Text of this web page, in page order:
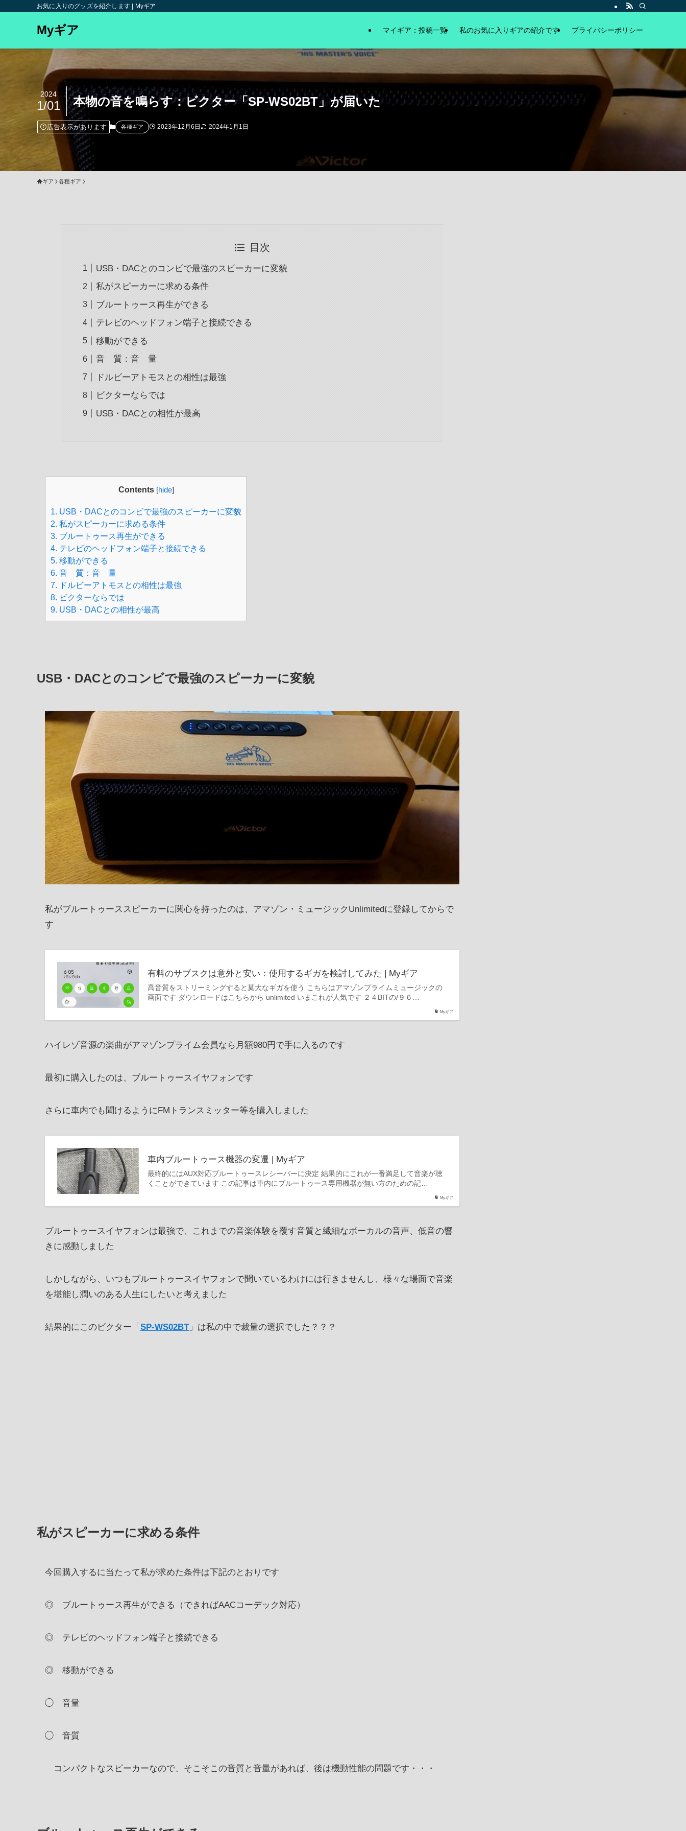
お気に入りのグッズを紹介します | Myギア
Myギア マイギア：投稿一覧 私のお気に入りギアの紹介です プライバシーポリシー
本物の音を鳴らす：ビクター「SP-WS02BT」が届いた
2024
1/01
広告表示があります 各種ギア 2023年12月6日 2024年1月1日
ギア 各種ギア
目次
USB・DACとのコンビで最強のスピーカーに変貌
私がスピーカーに求める条件
ブルートゥース再生ができる
テレビのヘッドフォン端子と接続できる
移動ができる
音 質：音 量
ドルビーアトモスとの相性は最強
ビクターならでは
USB・DACとの相性が最高
Contents [hide]
1. USB・DACとのコンビで最強のスピーカーに変貌
2. 私がスピーカーに求める条件
3. ブルートゥース再生ができる
4. テレビのヘッドフォン端子と接続できる
5. 移動ができる
6. 音 質：音 量
7. ドルビーアトモスとの相性は最強
8. ビクターならでは
9. USB・DACとの相性が最高
USB・DACとのコンビで最強のスピーカーに変貌
私がブルートゥーススピーカーに関心を持ったのは、アマゾン・ミュージックUnlimitedに登録してからで
す
Myギア
有料のサブスクは意外と安い：使用するギガを検討してみた | Myギア
高音質をストリーミングすると莫大なギガを使う こちらはアマゾンプライムミュージックの
画面です ダウンロードはこちらから unlimited いまこれが人気です ２４BITの/９６…
ハイレゾ音源の楽曲がアマゾンプライム会員なら月額980円で手に入るのです
最初に購入したのは、ブルートゥースイヤフォンです
さらに車内でも聞けるようにFMトランスミッター等を購入しました
Myギア
車内ブルートゥース機器の変遷 | Myギア
最終的にはAUX対応ブルートゥースレシーバーに決定 結果的にこれが一番満足して音楽が聴
くことができています この記事は車内にブルートゥース専用機器が無い方のための記…
ブルートゥースイヤフォンは最強で、これまでの音楽体験を覆す音質と繊細なボーカルの音声、低音の響
きに感動しました
しかしながら、いつもブルートゥースイヤフォンで聞いているわけには行きませんし、様々な場面で音楽
を堪能し潤いのある人生にしたいと考えました
結果的にこのビクター「 SP-WS02BT」は私の中で裁量の選択でした？？？
私がスピーカーに求める条件
今回購入するに当たって私が求めた条件は下記のとおりです
◎ ブルートゥース再生ができる（できればAACコーデック対応）
◎ テレビのヘッドフォン端子と接続できる
◎ 移動ができる
◯ 音量
◯ 音質
コンパクトなスピーカーなので、そこそこの音質と音量があれば、後は機動性能の問題です・・・